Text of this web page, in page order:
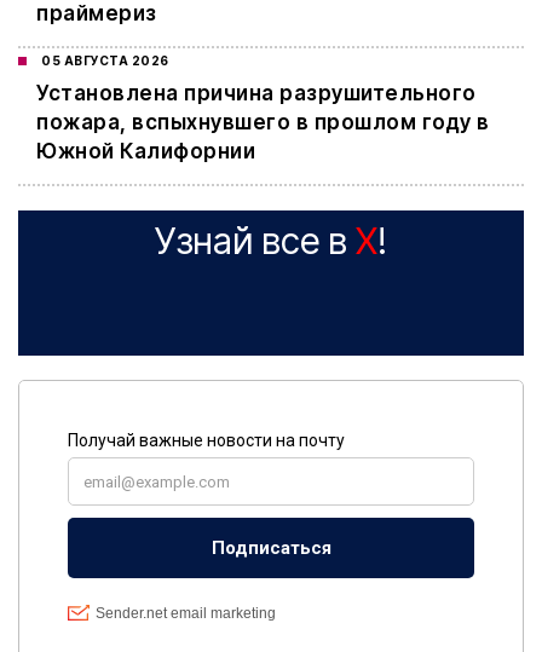
праймериз
05 АВГУСТА 2026
Установлена причина разрушительного
пожара, вспыхнувшего в прошлом году в
Южной Калифорнии
Узнай все в X!